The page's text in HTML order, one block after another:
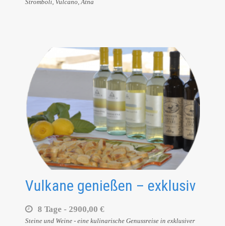
Stromboli, Vulcano, Ätna
Vulkane genießen – exklusiv
8 Tage - 2900,00 €
Steine und Weine - eine kulinarische Genussreise in exklusiver